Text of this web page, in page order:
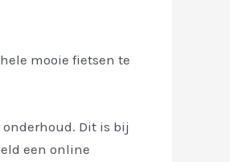
mooie fietsen te
Dit is bij
een online